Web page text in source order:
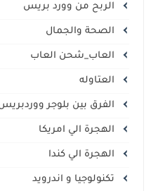
الربح من وورد بريس
الصحة والجمال
العاب_شحن العاب
العتاوله
الفرق بين بلوجر
الهجرة الي امريكا
الهجرة الي كندا
تكنولوجيا و اندرويد